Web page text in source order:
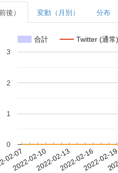
後） 変動（月別） 分布
合計 Twitter (通常)
02-07
2022-02-102022-02-132022-02-162022-02-19
0
1
2
3